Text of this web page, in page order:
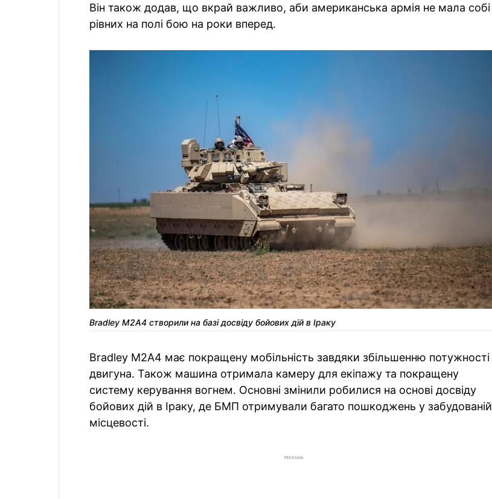
Він також додав, що вкрай важливо, аби американська армія не мала собі
рівних на полі бою на роки вперед.
Bradley M2A4 створили на базі досвіду бойових дій в Іраку
Bradley M2A4 має покращену мобільність завдяки збільшенню потужності
двигуна. Також машина отримала камеру для екіпажу та покращену
систему керування вогнем. Основні змінили робилися на основі досвіду
бойових дій в Іраку, де БМП отримували багато пошкоджень у забудованій
місцевості.
РЕКЛАМА